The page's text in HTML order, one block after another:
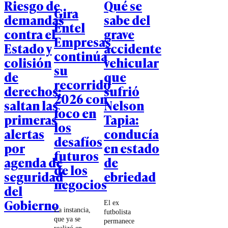
Riesgo de
demandas
contra el
Estado y
colisión
de
derechos:
saltan las
primeras
alertas
por
agenda de
seguridad
del
Gobierno
Gira
Entel
Empresas
continúa
su
recorrido
2026 con
foco en
los
desafíos
futuros
de los
negocios
La instancia,
que ya se
Qué se
sabe del
grave
accidente
vehicular
que
sufrió
Nelson
Tapia:
conducía
en estado
de
ebriedad
El ex
futbolista
permanece